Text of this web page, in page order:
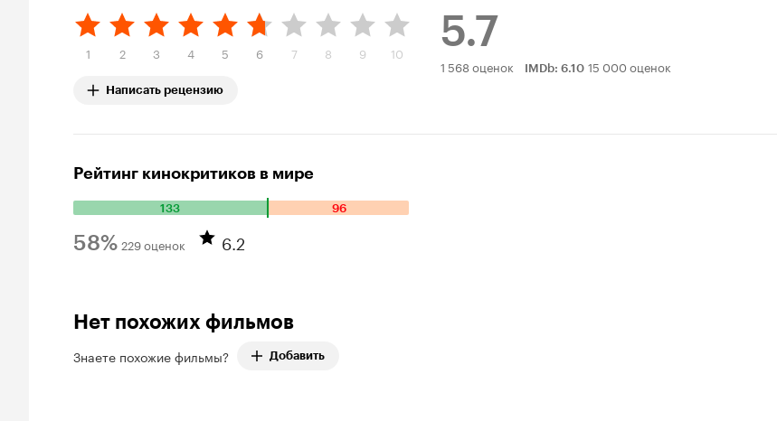
1 2 3 4 5 6 7 8 9 10
Написать рецензию
5.7
Рейтинг
1 568 оценок IMDb: 6.10 15 000 оценок
Рейтинг кинокритиков в мире
133 96
Количество положительных оценок: 133. Количество отрицательных оценок: 96.
58% 229 оценок 6.2
Нет похожих фильмов
Знаете похожие фильмы? Добавить